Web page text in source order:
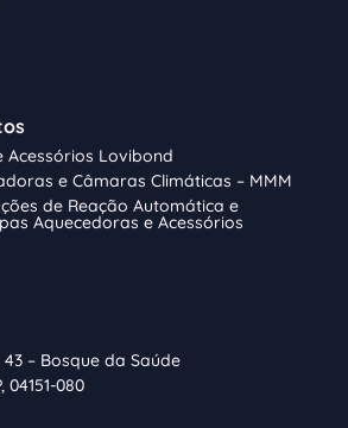
Acessórios Lovibond
e Câmaras Climáticas – MMM
de Reação Automática e
Aquecedoras e Acessórios
– Bosque da Saúde
04151-080